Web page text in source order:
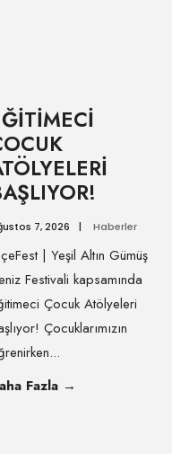
7, 2026 | Haberler
| Yeşil Altın Gümüş
Festivali kapsamında
Çocuk Atölyeleri
Çocuklarımızın
...
Fazla →